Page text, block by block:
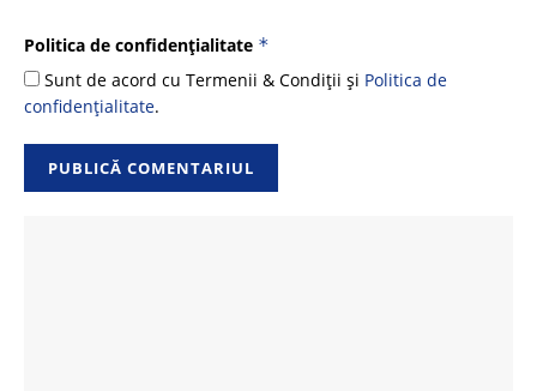
Politica de confidențialitate *
Sunt de acord cu Termenii & Condiții și Politica de
confidențialitate.